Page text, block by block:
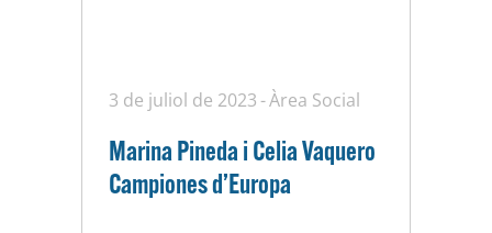
3 de juliol de 2023 Àrea Social
Marina Pineda i Celia Vaquero
Campiones d’Europa